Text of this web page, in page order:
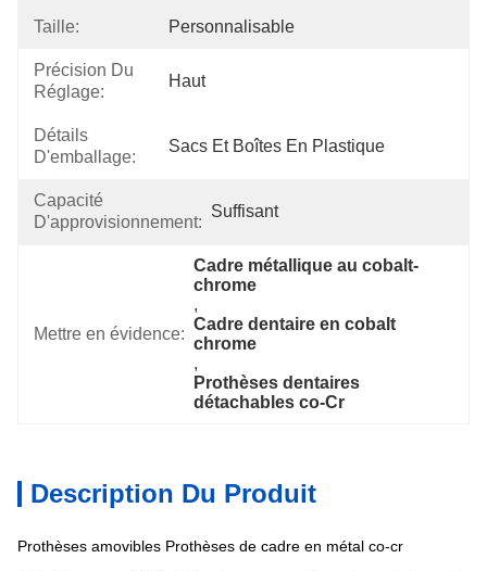
Taille: Personnalisable
Précision Du
Réglage:
Haut
Détails
D'emballage:
Sacs Et Boîtes En Plastique
Capacité
D'approvisionnement:
Suffisant
Mettre en évidence:
Cadre métallique au cobalt-
chrome
,
Cadre dentaire en cobalt
chrome
,
Prothèses dentaires
détachables co-Cr
Description Du Produit
Prothèses amovibles Prothèses de cadre en métal co-cr